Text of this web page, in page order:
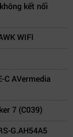
kết nối
WIFI
C AVermedia
7 (C039)
G.AH54A5